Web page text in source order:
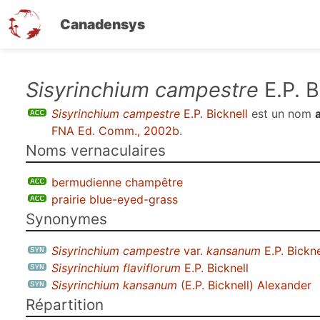
Canadensys
contenu
Sisyrinchium campestre E.P.
Sisyrinchium campestre E.P. Bicknell est un nom
FNA Ed. Comm., 2002b.
Noms vernaculaires
bermudienne champêtre
prairie blue-eyed-grass
Synonymes
Sisyrinchium campestre var. kansanum E.P.
Sisyrinchium flaviflorum E.P. Bicknell
Sisyrinchium kansanum (E.P. Bicknell) Alexander
Répartition